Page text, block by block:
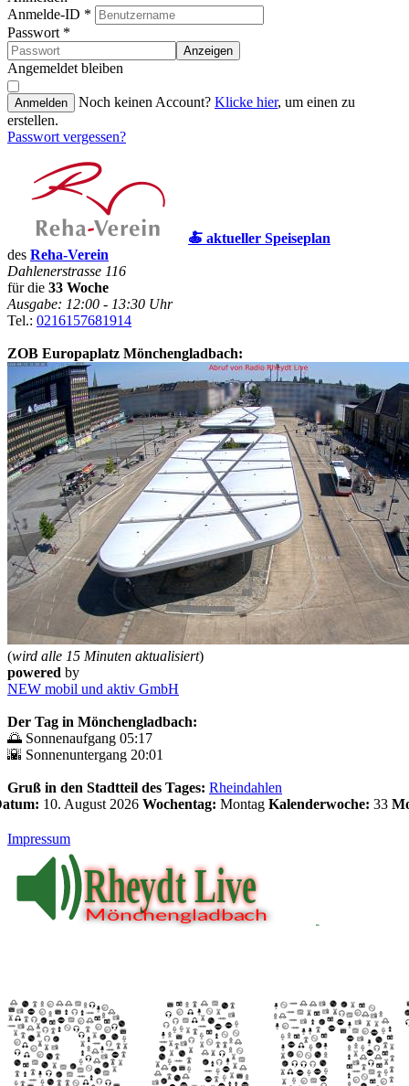
Anmelde-ID *
Passwort *
Anzeigen
Angemeldet bleiben
Anmelden Noch keinen Account? Klicke hier, um einen zu
erstellen.
Passwort vergessen?
🍝 aktueller Speiseplan
des Reha-Verein
Dahlenerstrasse 116
für die 33 Woche
Ausgabe: 12:00 - 13:30 Uhr
Tel.: 0216157681914
ZOB Europaplatz Mönchengladbach:
(wird alle 15 Minuten aktualisiert)
powered by
NEW mobil und aktiv GmbH
Der Tag in Mönchengladbach:
🌅 Sonnenaufgang 05:17
🌇 Sonnenuntergang 20:01
Gruß in den Stadtteil des Tages: Rheindahlen
10. August 2026 Wochentag: Montag Kalenderwoche: 33
Impressum